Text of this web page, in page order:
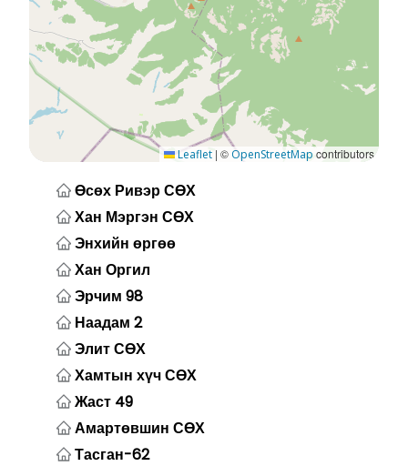
Leaflet | © OpenStreetMap contributors
Өсөх Ривэр СӨХ
Хан Мэргэн СӨХ
Энхийн өргөө
Хан Оргил
Эрчим 98
Наадам 2
Элит СӨХ
Хамтын хүч СӨХ
Жаст 49
Амартөвшин СӨХ
Тасган-62